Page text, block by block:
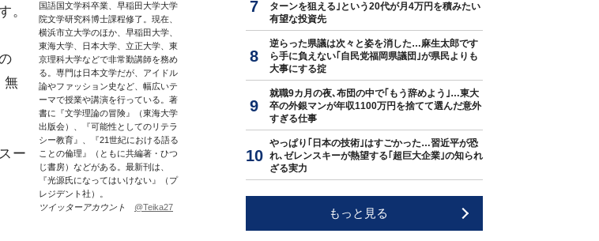
国語国文学科卒業、早稲田大学大学
院文学研究科博士課程修了。現在、
横浜市立大学のほか、早稲田大学、
東海大学、日本大学、立正大学、東
京理科大学などで非常勤講師を務め
る。専門は日本文学だが、アイドル
論やファッション史など、幅広いテ
ーマで授業や講演を行っている。著
書に『文学理論の冒険』（東海大学
出版会）、『可能性としてのリテラ
シー教育』、『21世紀における語る
ことの倫理』（ともに共編著・ひつ
じ書房）などがある。最新刊は、
『光源氏になってはいけない』（プ
レジデント社）。
ツイッターアカウント
@Teika27
。
無
ー
ターンを狙える｣という20代が月4万円を積みたい
有望な投資先
逆らった県議は次々と姿を消した…麻生太郎です
ら手に負えない｢自民党福岡県議団｣が県民よりも
大事にする掟
就職9カ月の夜､布団の中で｢もう辞めよう｣…東大
卒の外銀マンが年収1100万円を捨てて選んだ意外
すぎる仕事
やっぱり｢日本の技術｣はすごかった…習近平が恐
れ､ゼレンスキーが熱望する｢超巨大企業｣の知られ
ざる実力
もっと見る